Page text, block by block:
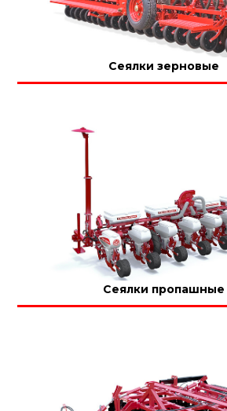
Сеялки зерновые
Сеялки пропашные